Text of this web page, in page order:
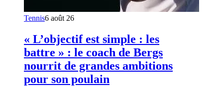
Tennis6 août 26
« L’objectif est simple : les
battre » : le coach de Bergs
nourrit de grandes ambitions
pour son poulain